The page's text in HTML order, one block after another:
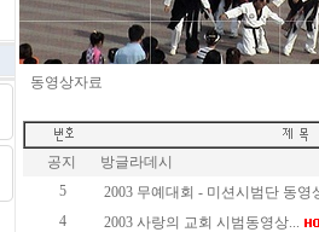
동영상자료
공지
방글라데시
5
2003 무예대회 - 미션시범단 동영
4
2003 사랑의 교회 시범동영상...